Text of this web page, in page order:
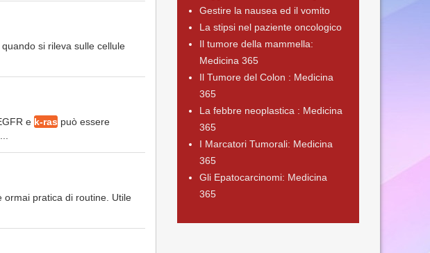
si rileva sulle cellule
e k-ras può essere
ormai pratica di routine. Utile
Gestire la nausea ed il vomito
La stipsi nel paziente oncologico
Il tumore della mammella:
Medicina 365
Il Tumore del Colon : Medicina
365
La febbre neoplastica : Medicina
365
I Marcatori Tumorali: Medicina
365
Gli Epatocarcinomi: Medicina
365